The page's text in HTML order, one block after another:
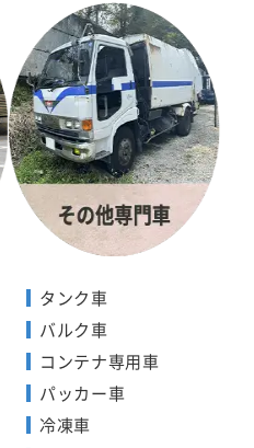
タンク車
バルク車
コンテナ専用車
パッカー車
冷凍車